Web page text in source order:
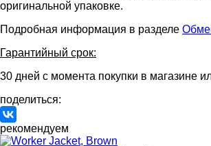
оригинальной упаковке.
Подробная информация в разделе
Гарантийный срок:
30 дней с момента покупки в магазине
поделиться:
рекомендуем